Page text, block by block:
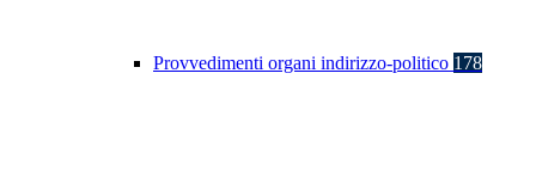
Provvedimenti organi indirizzo-politico 178